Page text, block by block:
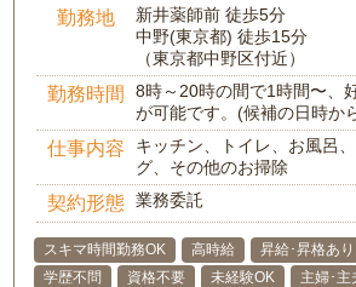
勤務地
新井薬師前 徒歩5分
中野(東京都) 徒歩15分
（東京都中野区付近）
勤務時間
8時～20時の間で1時間〜、
が可能です。(候補の日時か
仕事内容
キッチン、トイレ、お風呂
グ、その他のお掃除
契約形態 業務委託
スキマ時間勤務OK 高時給 昇給･昇格あり
学歴不問
資格不要 未経験OK
主婦･主